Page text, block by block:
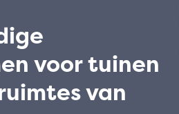
voor tuinen
van